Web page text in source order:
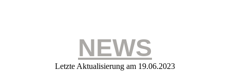
NEWS
Letzte Aktualisierung am 19.06.2023